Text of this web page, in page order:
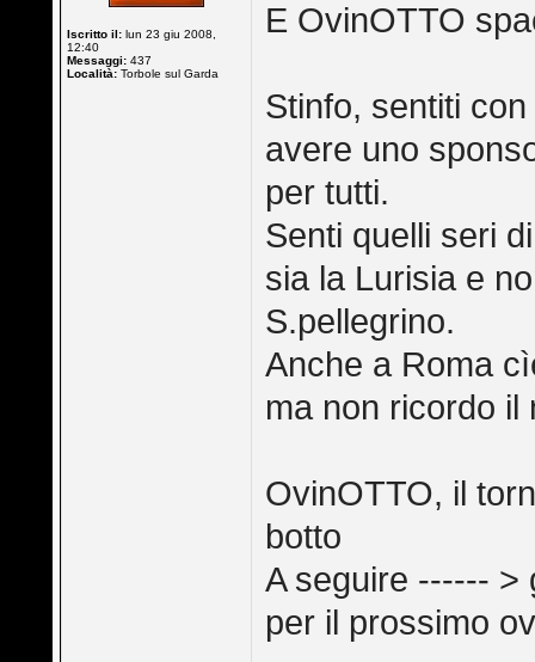
Iscritto il: lun 23 giu 2008,
12:40
Messaggi: 437
Località: Torbole sul Garda
E OvinOTTO
Stinfo, sentiti
avere uno
per tutti.
Senti quelli seri
sia la Lurisia e
S.pellegrino.
Anche a Roma
ma non ricordo il
OvinOTTO, il
botto
A seguire ------ >
per il prossimo